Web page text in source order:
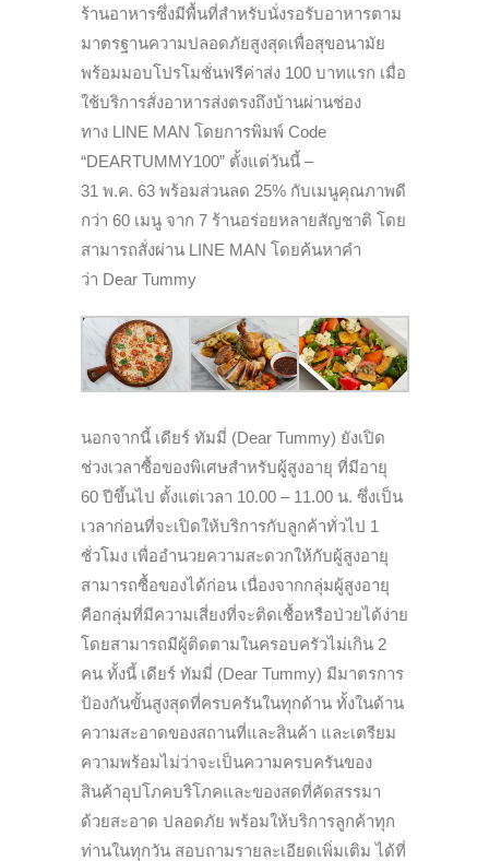
ร้านอาหารซึ่งมีพื้นที่สำหรับนั่งรอรับอาหารตาม
มาตรฐานความปลอดภัยสูงสุดเพื่อสุขอนามัย
พร้อมมอบโปรโมชั่นฟรีค่าส่ง 100 บาทแรก เมื่อ
ใช้บริการสั่งอาหารส่งตรงถึงบ้านผ่านช่อง
ทาง LINE MAN โดยการพิมพ์ Code
“DEARTUMMY100” ตั้งแต่วันนี้ –
31 พ.ค. 63 พร้อมส่วนลด 25% กับเมนูคุณภาพดี
กว่า 60 เมนู จาก 7 ร้านอร่อยหลายสัญชาติ โดย
สามารถสั่งผ่าน LINE MAN โดยค้นหาคำ
ว่า Dear Tummy
นอกจากนี้ เดียร์ ทัมมี่ (Dear Tummy) ยังเปิด
ช่วงเวลาซื้อของพิเศษสำหรับผู้สูงอายุ ที่มีอายุ
60 ปีขึ้นไป ตั้งแต่เวลา 10.00 – 11.00 น. ซึ่งเป็น
เวลาก่อนที่จะเปิดให้บริการกับลูกค้าทั่วไป 1
ชั่วโมง เพื่ออำนวยความสะดวกให้กับผู้สูงอายุ
สามารถซื้อของได้ก่อน เนื่องจากกลุ่มผู้สูงอายุ
คือกลุ่มที่มีความเสี่ยงที่จะติดเชื้อหรือป่วยได้ง่าย
โดยสามารถมีผู้ติดตามในครอบครัวไม่เกิน 2
คน ทั้งนี้ เดียร์ ทัมมี่ (Dear Tummy) มีมาตรการ
ป้องกันขั้นสูงสุดที่ครบครันในทุกด้าน ทั้งในด้าน
ความสะอาดของสถานที่และสินค้า และเตรียม
ความพร้อมไม่ว่าจะเป็นความครบครันของ
สินค้าอุปโภคบริโภคและของสดที่คัดสรรมา
ด้วยสะอาด ปลอดภัย พร้อมให้บริการลูกค้าทุก
ท่านในทุกวัน สอบถามรายละเอียดเพิ่มเติม ได้ที่